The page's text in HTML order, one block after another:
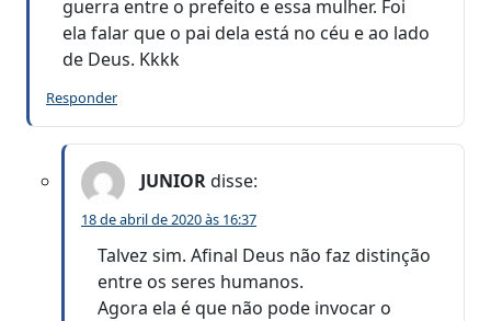
guerra entre o prefeito e essa mulher. Foi
ela falar que o pai dela está no céu e ao lado
de Deus. Kkkk
Responder
JUNIORdisse:
18 de abril de 2020 às 16:37
Talvez sim. Afinal Deus não faz distinção
entre os seres humanos.
Agora ela é que não pode invocar o